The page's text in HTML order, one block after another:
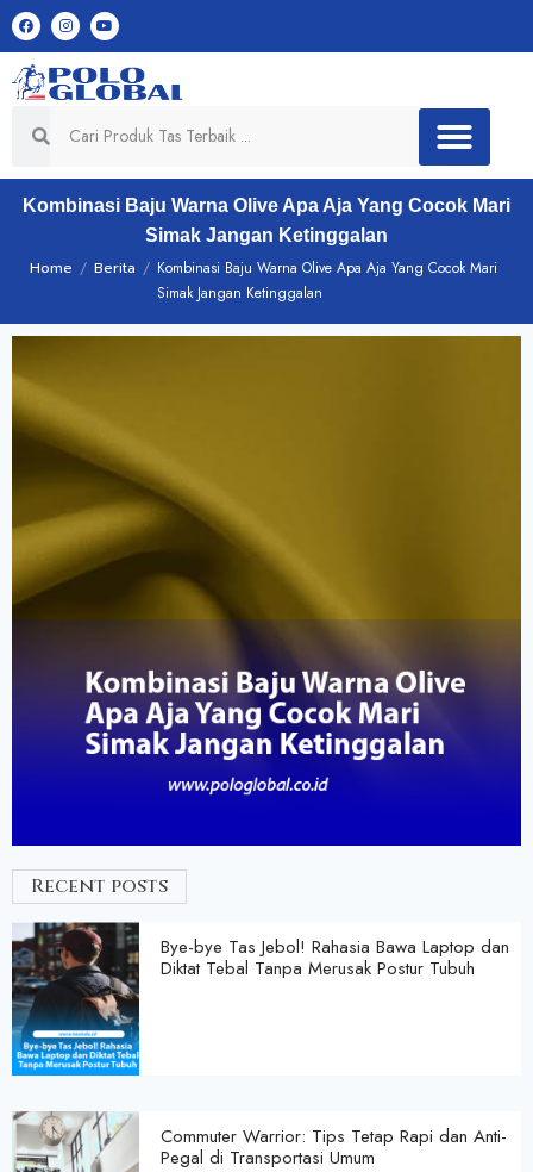
Kombinasi Baju Warna Olive Apa Aja Yang Cocok Mari
Simak Jangan Ketinggalan
Home / Berita / Kombinasi Baju Warna Olive Apa Aja Yang Cocok Mari
Simak Jangan Ketinggalan
Recent posts
Bye-bye Tas Jebol! Rahasia Bawa Laptop dan
Diktat Tebal Tanpa Merusak Postur Tubuh
Commuter Warrior: Tips Tetap Rapi dan Anti-
Pegal di Transportasi Umum